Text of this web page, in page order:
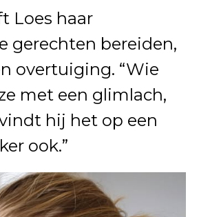
Loes haar
gerechten bereiden,
overtuiging. “Wie
met een glimlach,
hij het op een
ook.”